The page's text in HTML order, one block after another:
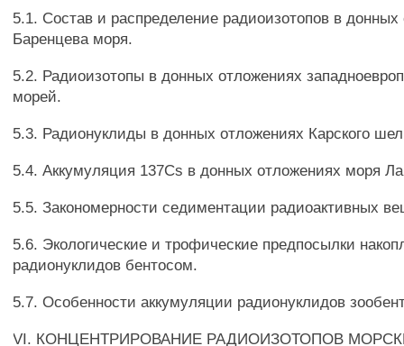
5.1. Состав и распределение радиоизотопов в
Баренцева моря.
5.2. Радиоизотопы в донных отложениях
морей.
5.3. Радионуклиды в донных отложениях Карского
5.4. Аккумуляция 137Cs в донных отложениях моря
5.5. Закономерности седиментации радиоактивных
5.6. Экологические и трофические предпосылки
радионуклидов бентосом.
5.7. Особенности аккумуляции радионуклидов
VI. КОНЦЕНТРИРОВАНИЕ РАДИОИЗОТОПОВ